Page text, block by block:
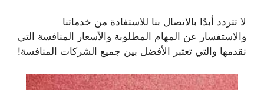
لا تتردد أبدًا بالاتصال بنا للاستفادة من خدماتنا
والاستفسار عن المهام المطلوبة والأسعار المنافسة التي
نقدمها والتي تعتبر الأفضل بين جميع الشركات المنافسة!